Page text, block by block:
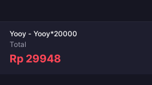
Yooy - Yooy*20000
Total
Rp 29948